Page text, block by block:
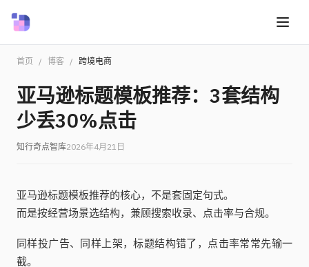
首页 / 博客 / 跨境电商
亚马逊标题模板推荐：3套结构
少丢30%点击
知行奇点智库2026年4月21日
亚马逊标题模板推荐的核心，不是套固定句式。
而是按经营场景选结构，兼顾搜索收录、点击率与合规。
同样投广告、同样上架，标题结构错了，点击率常常先输一
截。